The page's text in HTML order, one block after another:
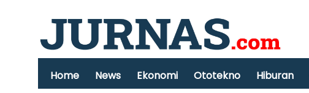
Home News Ekonomi Ototekno Hiburan